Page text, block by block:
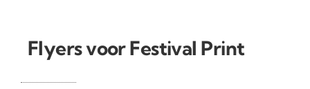
Flyers voor Festival Print